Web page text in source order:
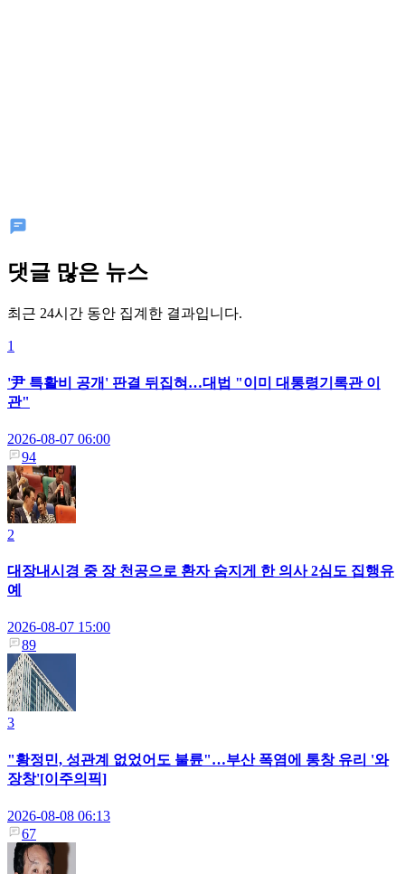
댓글 많은 뉴스
최근 24시간 동안 집계한 결과입니다.
1
'尹 특활비 공개' 판결 뒤집혀…대법 "이미 대통령기록관 이
관"
2026-08-07 06:00
94
2
대장내시경 중 장 천공으로 환자 숨지게 한 의사 2심도 집행유
예
2026-08-07 15:00
89
3
"황정민, 성관계 없었어도 불륜"…부산 폭염에 통창 유리 '와
장창'[이주의픽]
2026-08-08 06:13
67